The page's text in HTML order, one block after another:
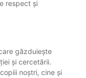
respect și
găzduiește
și cercetării.
noștri, cine și